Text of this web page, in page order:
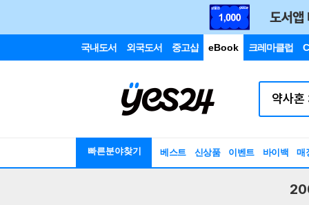
국내도서 외국도서 중고샵 eBook 크레마클럽
빠른분야찾기 베스트 신상품 이벤트 바이백 매